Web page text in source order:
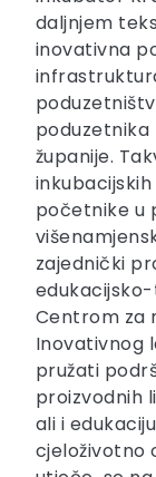
daljnjem
inovativna
županije.
početnike u
zajednički
Centrom za
Inovativnog
pružati
proizvodnih
ali i
cjeloživotno